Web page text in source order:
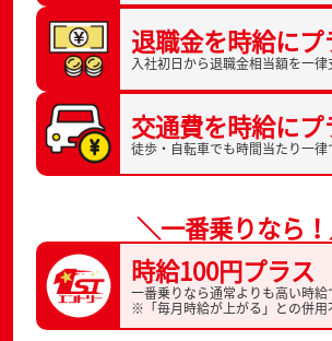
退職金を時給にプ
入社初日から退職金相当額を一律
交通費を時給にプ
徒歩・自転車でも時間当たり一律
＼一番乗りなら
時給100円プラス
一番乗りなら通常よりも高い時給
※「毎月時給が上がる」との併用